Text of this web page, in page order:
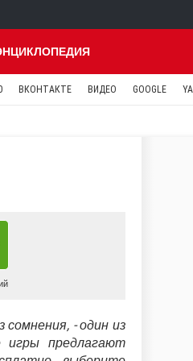
ВКОНТАКТЕ ВИДЕО GOOGLE
сомнения, - один из
игры предлагают